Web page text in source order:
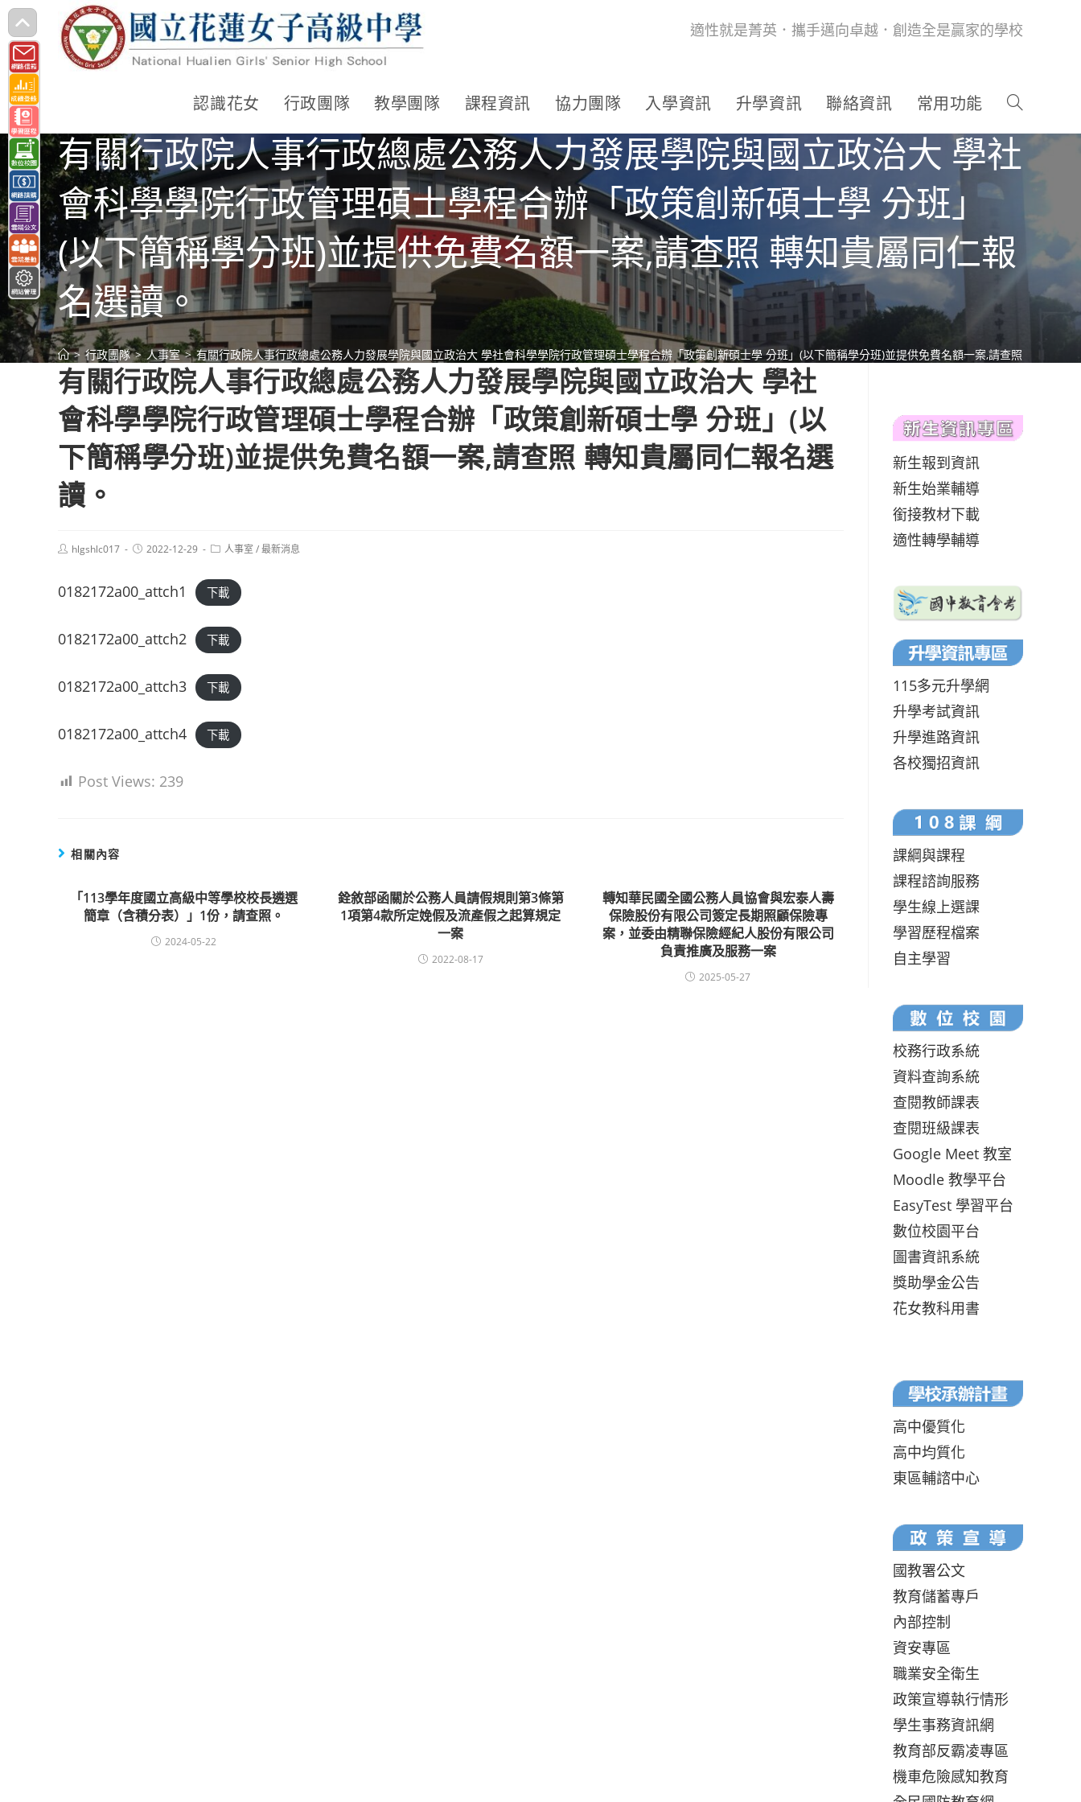
跳
轉
至
主
要
內
容
適性就是菁英．攜手邁向卓越．創造全是贏家的學校
認識花女 行政團隊 教學團隊 課程資訊 協力團隊 入學資訊 升學資訊 聯絡資訊 常用功能
有關行政院人事行政總處公務人力發展學院與國立政治大 學社
會科學學院行政管理碩士學程合辦「政策創新碩士學 分班」
(以下簡稱學分班)並提供免費名額一案,請查照 轉知貴屬同仁報
名選讀。
> 行政團隊 > 人事室 > 有關行政院人事行政總處公務人力發展學院與國立政治大 學社會科學學院行政管理碩士學程合辦「政策創新碩士學 分班」(以下簡稱學分班)並提供免費名額一案,請查照 轉知貴屬
有關行政院人事行政總處公務人力發展學院與國立政治大 學社
會科學學院行政管理碩士學程合辦「政策創新碩士學 分班」(以
下簡稱學分班)並提供免費名額一案,請查照 轉知貴屬同仁報名選
讀。
Posthlgshlc017
Post2022-12-29
Post人事室 /最新消息
0182172a00_attch1 下載
0182172a00_attch2 下載
0182172a00_attch3 下載
0182172a00_attch4 下載
Post Views: 239
相關內容
「113學年度國立高級中等學校校長遴選
簡章（含積分表）」1份，請查照。
2024-05-22
銓敘部函關於公務人員請假規則第3條第
1項第4款所定娩假及流產假之起算規定
一案
2022-08-17
轉知華民國全國公務人員協會與宏泰人壽
保險股份有限公司簽定長期照顧保險專
案，並委由精聯保險經紀人股份有限公司
負責推廣及服務一案
2025-05-27
新生報到資訊
新生始業輔導
銜接教材下載
適性轉學輔導
115多元升學網
升學考試資訊
升學進路資訊
各校獨招資訊
課綱與課程
課程諮詢服務
學生線上選課
學習歷程檔案
自主學習
校務行政系統
資料查詢系統
查閱教師課表
查閱班級課表
Google Meet 教室
Moodle 教學平台
EasyTest 學習平台
數位校園平台
圖書資訊系統
獎助學金公告
花女教科用書
高中優質化
高中均質化
東區輔諮中心
國教署公文
教育儲蓄專戶
內部控制
資安專區
職業安全衛生
政策宣導執行情形
學生事務資訊網
教育部反霸凌專區
機車危險感知教育